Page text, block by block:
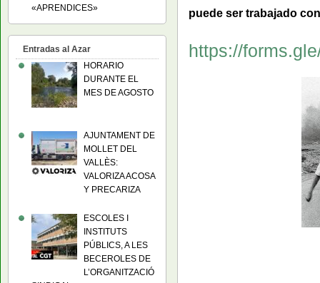
puede ser trabajado
https://
«APRENDICES»
Entradas al Azar
HORARIO
DURANTE EL
MES DE AGOSTO
AJUNTAMENT DE
MOLLET DEL
VALLÈS:
VALORIZA ACOSA
Y PRECARIZA
ESCOLES I
INSTITUTS
PÚBLICS, A LES
BECEROLES DE
L’ORGANITZACIÓ